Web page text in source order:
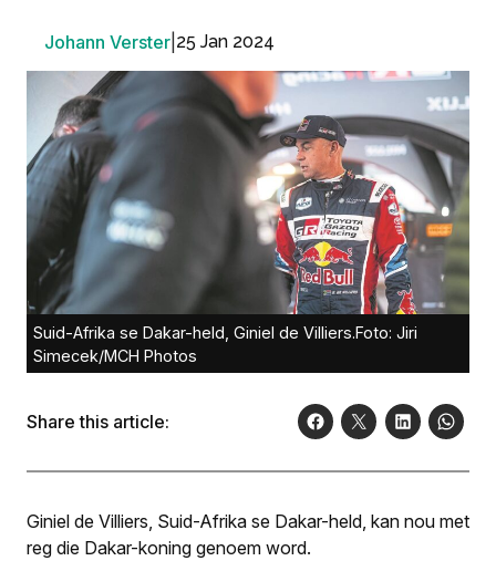
Johann Verster 25 Jan 2024
Suid-Afrika se Dakar-held, Giniel de Villiers.Foto: Jiri
Simecek/MCH Photos
Share this article:
Giniel de Villiers, Suid-Afrika se Dakar-held, kan nou met
reg die Dakar-koning genoem word.